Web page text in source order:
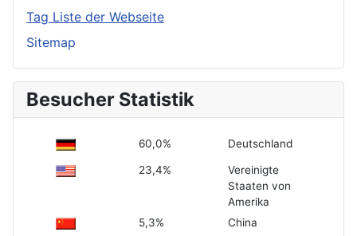
Tag Liste der Webseite
Sitemap
Besucher Statistik
60,0% Deutschland
23,4%
Vereinigte
Staaten von
Amerika
5,3%
China